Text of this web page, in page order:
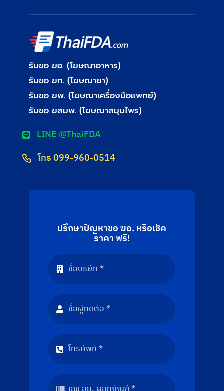
รับขอ ฆอ. (โฆษณาอาหาร)
รับขอ ฆท. (โฆษณายา)
รับขอ ฆพ. (โฆษณาเครื่องมือแพทย์)
รับขอ ฆสมพ. (โฆษณาสมุนไพร)
LINE @ThaiFDA
โทร 099-960-0514
ปรึกษาปัญหาขอ ฆอ. หรือเช็ค
ราคา ฟรี!